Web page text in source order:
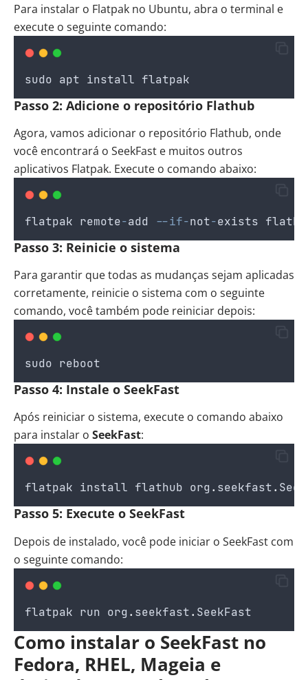
Para instalar o Flatpak no Ubuntu, abra o terminal e
execute o seguinte comando:
sudo apt install flatpak
Passo 2: Adicione o repositório Flathub
Agora, vamos adicionar o repositório Flathub, onde
você encontrará o SeekFast e muitos outros
aplicativos Flatpak. Execute o comando abaixo:
flatpak remote-add --if-not-exists
Passo 3: Reinicie o sistema
Para garantir que todas as mudanças sejam aplicadas
corretamente, reinicie o sistema com o seguinte
comando, você também pode reiniciar depois:
sudo reboot
Passo 4: Instale o SeekFast
Após reiniciar o sistema, execute o comando abaixo
para instalar o SeekFast:
flatpak install flathub org . seekfast.
Passo 5: Execute o SeekFast
Depois de instalado, você pode iniciar o SeekFast com
o seguinte comando:
flatpak run org . seekfast. SeekFast
Como instalar o SeekFast no
Fedora, RHEL, Mageia e